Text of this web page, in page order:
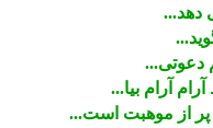
دهد...
دعوتی...
آرام بیا...
پر از موهبت است...